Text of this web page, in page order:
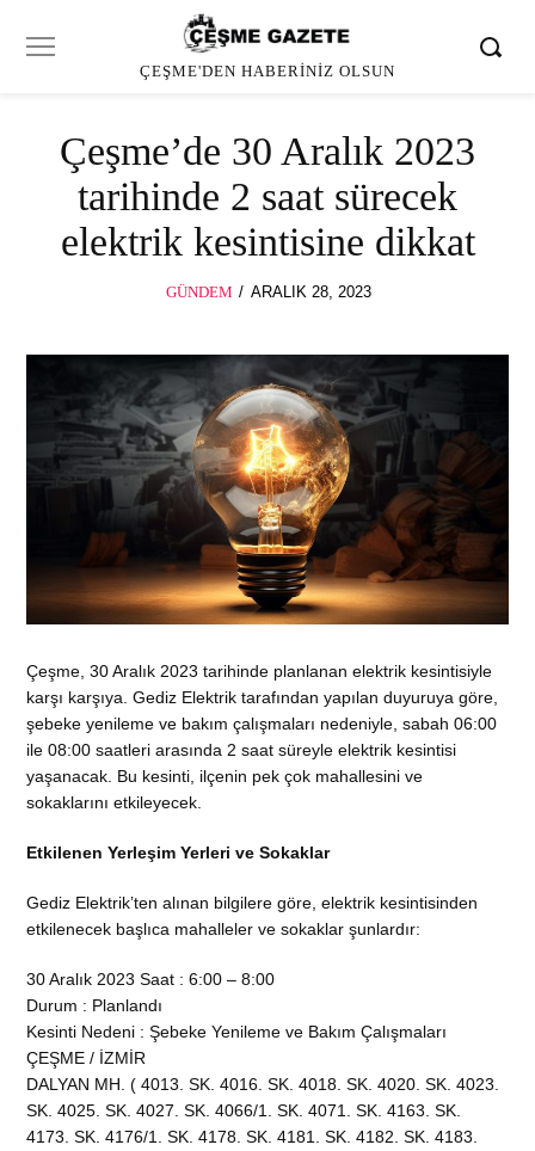
ÇEŞME'DEN HABERINIZ OLSUN
Çeşme’de 30 Aralık 2023
tarihinde 2 saat sürecek
elektrik kesintisine dikkat
GÜNDEM
POSTED
ARALIK 28, 2023
Çeşme, 30 Aralık 2023 tarihinde planlanan elektrik kesintisiyle
karşı karşıya. Gediz Elektrik tarafından yapılan duyuruya göre,
şebeke yenileme ve bakım çalışmaları nedeniyle, sabah 06:00
ile 08:00 saatleri arasında 2 saat süreyle elektrik kesintisi
yaşanacak. Bu kesinti, ilçenin pek çok mahallesini ve
sokaklarını etkileyecek.
Etkilenen Yerleşim Yerleri ve Sokaklar
Gediz Elektrik’ten alınan bilgilere göre, elektrik kesintisinden
etkilenecek başlıca mahalleler ve sokaklar şunlardır:
30 Aralık 2023 Saat : 6:00 – 8:00
Durum : Planlandı
Kesinti Nedeni : Şebeke Yenileme ve Bakım Çalışmaları
ÇEŞME / İZMİR
DALYAN MH. ( 4013. SK. 4016. SK. 4018. SK. 4020. SK. 4023.
SK. 4025. SK. 4027. SK. 4066/1. SK. 4071. SK. 4163. SK.
4173. SK. 4176/1. SK. 4178. SK. 4181. SK. 4182. SK. 4183.